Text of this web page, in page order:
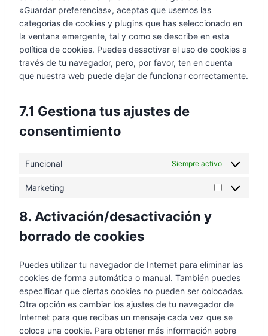
so
m
-
m
e
s
a
c
e
b
o
o
c
e
w
i
t
a
o
s
e
r
v
i
o
«Guardar preferencias», aceptas que usemos las
categorías de cookies y plugins que has seleccionado en
la ventana emergente, tal y como se describe en esta
política de cookies. Puedes desactivar el uso de cookies a
través de tu navegador, pero, por favor, ten en cuenta
que nuestra web puede dejar de funcionar correctamente.
7.1 Gestiona tus ajustes de
consentimiento
Funcional Siempre activo
Marketing
M
8. Activación/desactivación y
borrado de cookies
Puedes utilizar tu navegador de Internet para eliminar las
cookies de forma automática o manual. También puedes
especificar que ciertas cookies no pueden ser colocadas.
Otra opción es cambiar los ajustes de tu navegador de
Internet para que recibas un mensaje cada vez que se
coloca una cookie. Para obtener más información sobre